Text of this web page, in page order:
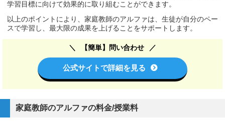
学習目標に向けて効果的に取り組むことができます。
以上のポイントにより、家庭教師のアルファは、生徒が自分のペー
スで学習し、最大限の成果を上げることをサポートします。
【簡単】問い合わせ
公式サイトで詳細を見る
家庭教師のアルファの料金/授業料